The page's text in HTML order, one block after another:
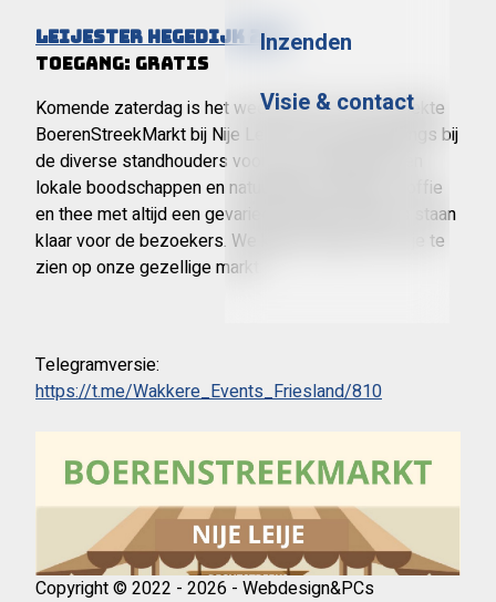
Inzenden
Visie & contact
Leijester Hegedijk 27 B
Toegang: gratis
Komende zaterdag is het weer tijd voor de overdekte
BoerenStreekMarkt bij Nije Leije. Kom gezellig langs bij
de diverse standhouders voor jouw biologische en
lokale boodschappen en natuurlijke producten. Koffie
en thee met altijd een gevarieerd aanbod lekkers staan
klaar voor de bezoekers. We kijken ernaar uit om je te
zien op onze gezellige markt.
Telegramversie:
https://t.me/Wakkere_Events_Friesland/810
Copyright © 2022 - 2026 - Webdesign&PCs